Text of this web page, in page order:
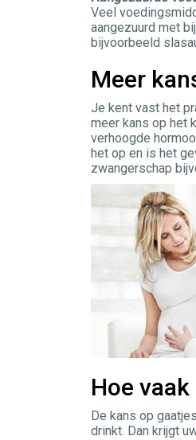
Veel
aangezuurd met
bijvoorbeeld
Meer
Je kent vast het
meer kans op het
verhoogde
het op en is het
zwangerschap
Hoe
De kans op
drinkt. Dan krijgt